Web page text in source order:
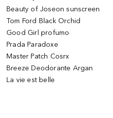
Beauty of Joseon sunscreen
Tom Ford Black Orchid
Good Girl profumo
Prada Paradoxe
Master Patch Cosrx
Breeze Deodorante Argan
La vie est belle